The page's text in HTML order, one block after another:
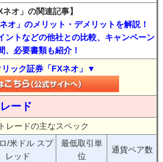
オ」の関連記事】
オ」のメリット・デメリットを解説！
ントなどの他社との比較、キャンペーン
、必要書類も紹介！
ック証券「FXネオ」▼
ード
レードの主なスペック
/米ドル スプ
レッド
最低取引単
位
通貨ペア数